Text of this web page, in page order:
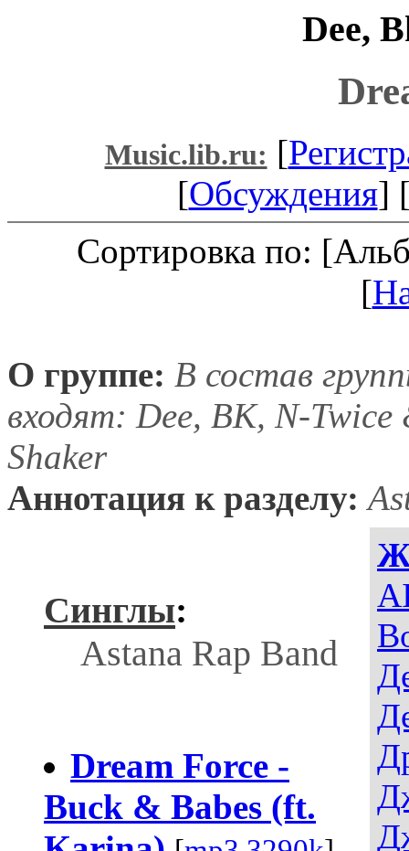
Dee,
Music.lib.ru: [
[Обсуждения]
Сортировка по:
[
О группе: В состав
входят: Dee, BK, N-Twice
Shaker
Аннотация к разделу:
Синглы:
Astana Rap Band
Dream Force -
Buck & Babes (ft.